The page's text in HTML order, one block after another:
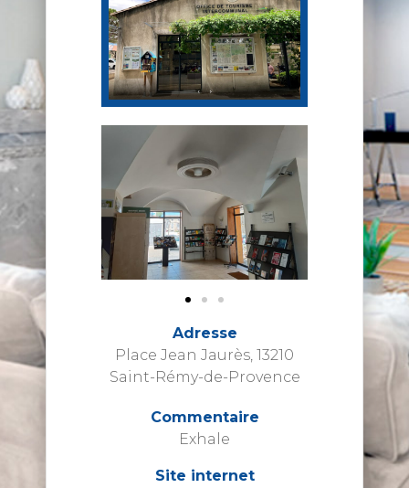
Adresse
Place Jean Jaurès, 13210
Saint-Rémy-de-Provence
Commentaire
Exhale
Site internet